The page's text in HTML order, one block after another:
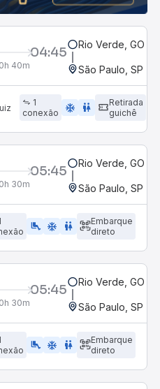
04:45
40m
Rio Verde, GO -
São Paulo, SP -
1
conexão
ac_unit wc
Retirada
guichê
05:45
30m
Rio Verde, GO -
São Paulo, SP -
airline_seat_legroom_extra ac_unit WC
Embarque
direto
05:45
30m
Rio Verde, GO -
São Paulo, SP -
airline_seat_legroom_extra ac_unit wc
Embarque
direto